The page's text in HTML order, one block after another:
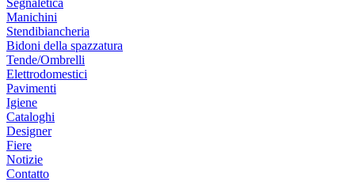
Segnaletica
Manichini
Stendibiancheria
Bidoni della spazzatura
Tende/Ombrelli
Elettrodomestici
Pavimenti
Igiene
Cataloghi
Designer
Fiere
Notizie
Contatto